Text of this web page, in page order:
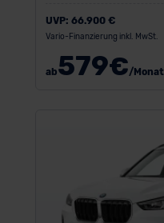
UVP: 66.900 €
Vario-Finanzierung inkl. MwSt.
ab579€/Monat